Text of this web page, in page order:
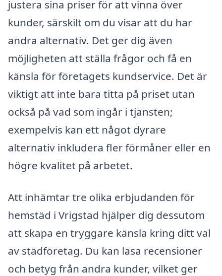
justera sina priser för att vinna över
kunder, särskilt om du visar att du har
andra alternativ. Det ger dig även
möjligheten att ställa frågor och få en
känsla för företagets kundservice. Det är
viktigt att inte bara titta på priset utan
också på vad som ingår i tjänsten;
exempelvis kan ett något dyrare
alternativ inkludera fler förmåner eller en
högre kvalitet på arbetet.
Att inhämtar tre olika erbjudanden för
hemstäd i Vrigstad hjälper dig dessutom
att skapa en tryggare känsla kring ditt val
av städföretag. Du kan läsa recensioner
och betyg från andra kunder, vilket ger